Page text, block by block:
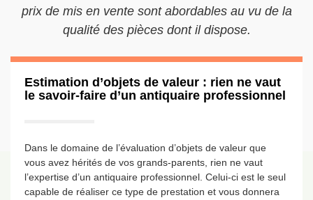
prix de mis en vente sont abordables au vu de la
qualité des pièces dont il dispose.
Estimation d’objets de valeur : rien ne vaut
le savoir-faire d’un antiquaire professionnel
Dans le domaine de l’évaluation d’objets de valeur que
vous avez hérités de vos grands-parents, rien ne vaut
l’expertise d’un antiquaire professionnel. Celui-ci est le seul
capable de réaliser ce type de prestation et vous donnera